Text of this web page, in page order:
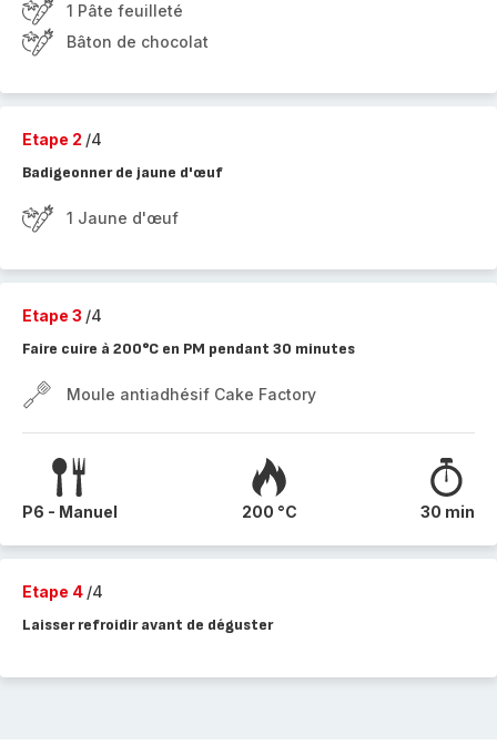
1 Pâte feuilleté
Bâton de chocolat
Etape 2 /4
Badigeonner de jaune d'œuf
1 Jaune d'œuf
Etape 3 /4
Faire cuire à 200°C en PM pendant 30 minutes
Moule antiadhésif Cake Factory
P6 - Manuel 200 °C 30 min
Etape 4 /4
Laisser refroidir avant de déguster